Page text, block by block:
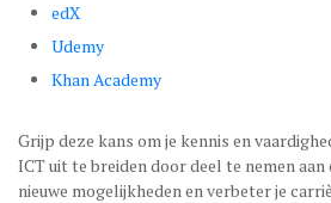
edX
Udemy
Khan Academy
Grijp deze kans om je kennis en
ICT uit te breiden door deel te nemen
nieuwe mogelijkheden en verbeter je